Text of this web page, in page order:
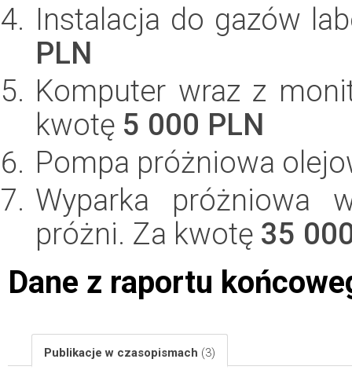
Instalacja do gazów
PLN
Komputer wraz z
kwotę 5 000 PLN
Pompa próżniowa
Wyparka próżniowa
próżni. Za kwotę 35
Dane z raportu
Publikacje w czasopismach (3)